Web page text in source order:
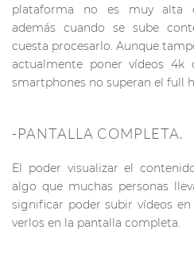
plataforma no es muy alta
además cuando se sube
cuesta procesarlo. Aunque
actualmente poner vídeos 4k
smartphones no superan el full
-PANTALLA COMPLETA.
El poder visualizar el
algo que muchas personas
significar poder subir vídeos
verlos en la pantalla completa.